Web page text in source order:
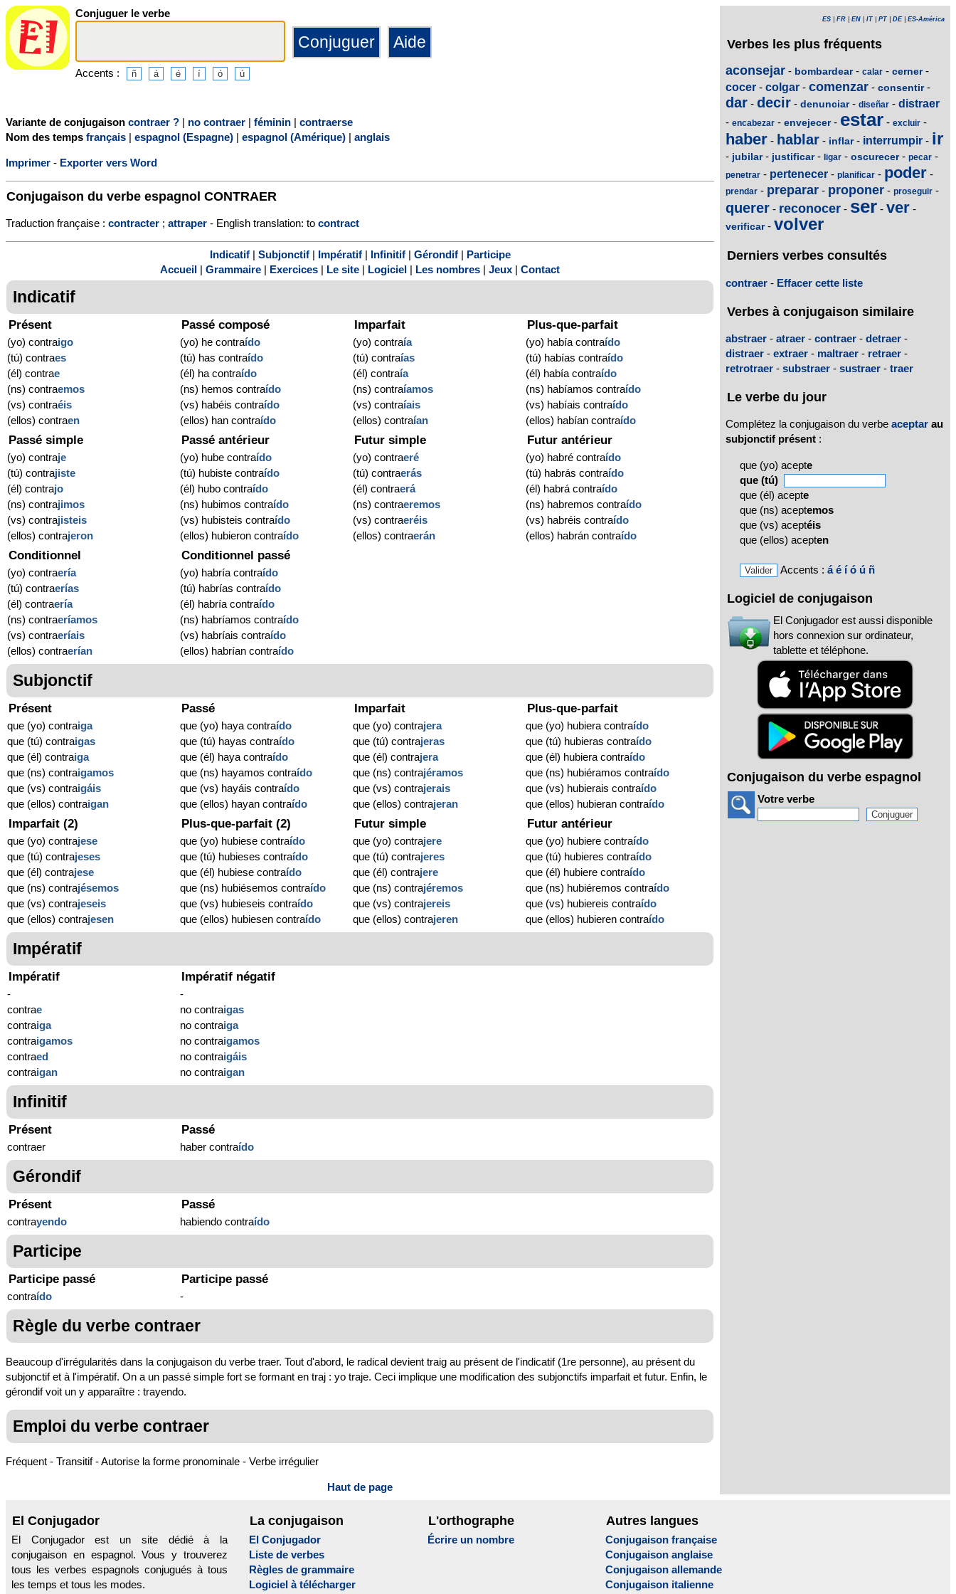
Conjuguer le verbe
Accents :
Variante de conjugaison contraer ? | no contraer | féminin | contraerse
Nom des temps français | espagnol (Espagne) | espagnol (Amérique) | anglais
Imprimer - Exporter vers Word
Conjugaison du verbe espagnol CONTRAER
Traduction française : contracter ; attraper - English translation: to contract
Indicatif| Subjonctif| Impératif| Infinitif| Gérondif|
Participe
Accueil
Grammaire Exercices Le site Logiciel Les nombres Jeux Contact
Indicatif
Présent
(yo) contraigo
(tú) contraes
(él) contrae
(ns) contraemos
(vs) contraéis
(ellos) contraen
Passé composé
(yo) he contraído
(tú) has contraído
(él) ha contraído
(ns) hemos contraído
(vs) habéis contraído
(ellos) han contraído
Imparfait
(yo) contraía
(tú) contraías
(él) contraía
(ns) contraíamos
(vs) contraíais
(ellos) contraían
Plus-que-parfait
(yo) había contraído
(tú) habías contraído
(él) había contraído
(ns) habíamos contraído
(vs) habíais contraído
(ellos) habían contraído
Passé simple
(yo) contraje
(tú) contrajiste
(él) contrajo
(ns) contrajimos
(vs) contrajisteis
(ellos) contrajeron
Passé antérieur
(yo) hube contraído
(tú) hubiste contraído
(él) hubo contraído
(ns) hubimos contraído
(vs) hubisteis contraído
(ellos) hubieron contraído
Futur simple
(yo) contraeré
(tú) contraerás
(él) contraerá
(ns) contraeremos
(vs) contraeréis
(ellos) contraerán
Futur antérieur
(yo) habré contraído
(tú) habrás contraído
(él) habrá contraído
(ns) habremos contraído
(vs) habréis contraído
(ellos) habrán contraído
Conditionnel
(yo) contraería
(tú) contraerías
(él) contraería
(ns) contraeríamos
(vs) contraeríais
(ellos) contraerían
Conditionnel passé
(yo) habría contraído
(tú) habrías contraído
(él) habría contraído
(ns) habríamos contraído
(vs) habríais contraído
(ellos) habrían contraído
Subjonctif
Présent
que (yo) contraiga
que (tú) contraigas
que (él) contraiga
que (ns) contraigamos
que (vs) contraigáis
que (ellos) contraigan
Passé
que (yo) haya contraído
que (tú) hayas contraído
que (él) haya contraído
que (ns) hayamos contraído
que (vs) hayáis contraído
que (ellos) hayan contraído
Imparfait
que (yo) contrajera
que (tú) contrajeras
que (él) contrajera
que (ns) contrajéramos
que (vs) contrajerais
que (ellos) contrajeran
Plus-que-parfait
que (yo) hubiera contraído
que (tú) hubieras contraído
que (él) hubiera contraído
que (ns) hubiéramos contraído
que (vs) hubierais contraído
que (ellos) hubieran contraído
Imparfait (2)
que (yo) contrajese
que (tú) contrajeses
que (él) contrajese
que (ns) contrajésemos
que (vs) contrajeseis
que (ellos) contrajesen
Plus-que-parfait (2)
que (yo) hubiese contraído
que (tú) hubieses contraído
que (él) hubiese contraído
que (ns) hubiésemos contraído
que (vs) hubieseis contraído
que (ellos) hubiesen contraído
Futur simple
que (yo) contrajere
que (tú) contrajeres
que (él) contrajere
que (ns) contrajéremos
que (vs) contrajereis
que (ellos) contrajeren
Futur antérieur
que (yo) hubiere contraído
que (tú) hubieres contraído
que (él) hubiere contraído
que (ns) hubiéremos contraído
que (vs) hubiereis contraído
que (ellos) hubieren contraído
Impératif
Impératif
-
contrae
contraiga
contraigamos
contraed
contraigan
Impératif négatif
-
no contraigas
no contraiga
no contraigamos
no contraigáis
no contraigan
Infinitif
Présent
contraer
Passé
haber contraído
Gérondif
Présent
contrayendo
Passé
habiendo contraído
Participe
Participe passé
contraído
Participe passé
-
Règle du verbe contraer
Beaucoup d'irrégularités dans la conjugaison du verbe traer. Tout d'abord, le radical devient traig au présent de l'indicatif (1re personne), au présent du
subjonctif et à l'impératif. On a un passé simple fort se formant en traj : yo traje. Ceci implique une modification des subjonctifs imparfait et futur. Enfin, le
gérondif voit un y apparaître : trayendo.
Emploi du verbe contraer
Fréquent - Transitif - Autorise la forme pronominale - Verbe irrégulier
Haut de page
ES FR EN IT PT DE| ES-América
Verbes les plus fréquents
aconsejar - bombardear- calar - cerner-
cocer - colgar - comenzar - consentir-
dar - decir - denunciar- diseñar - distraer
- encabezar - envejecer- estar - excluir -
haber - hablar - inflar- interrumpir - ir
- jubilar- justificar- ligar - oscurecer- pecar -
penetrar - pertenecer - planificar - poder -
prendar - preparar - proponer - proseguir -
querer - reconocer - ser - ver -
verificar- volver
Derniers verbes consultés
contraer - Effacer cette liste
Verbes à conjugaison similaire
abstraer - atraer - contraer - detraer -
distraer - extraer - maltraer - retraer -
retrotraer - substraer - sustraer - traer
Le verbe du jour
Complétez la conjugaison du verbe aceptar au
subjonctif présent :
que (yo) acepte
que (tú)
que (él) acepte
que (ns) aceptemos
que (vs) aceptéis
que (ellos) acepten
Accents : á é í ó ú ñ
Logiciel de conjugaison
El Conjugador est aussi disponible
hors connexion sur ordinateur,
tablette et téléphone.
Conjugaison du verbe espagnol
Votre verbe
El Conjugador
El Conjugador est un site dédié à la
conjugaison en espagnol. Vous y trouverez
tous les verbes espagnols conjugués à tous
les temps et tous les modes.
La conjugaison
El Conjugador
Liste de verbes
Règles de grammaire
Logiciel à télécharger
L'orthographe
Écrire un nombre
Autres langues
Conjugaison française
Conjugaison anglaise
Conjugaison allemande
Conjugaison italienne